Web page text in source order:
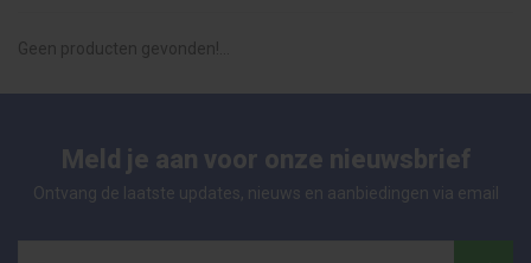
Geen producten gevonden!...
Meld je aan voor onze nieuwsbrief
Ontvang de laatste updates, nieuws en aanbiedingen via email